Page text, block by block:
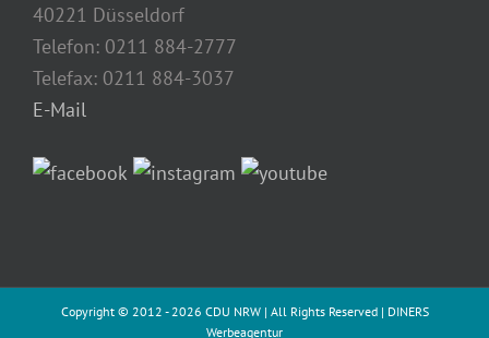
40221 Düsseldorf
Telefon: 0211 884-2777
Telefax: 0211 884-3037
E-Mail
Copyright © 2012 - 2026 CDU NRW | All Rights Reserved | DINERS
Werbeagentur